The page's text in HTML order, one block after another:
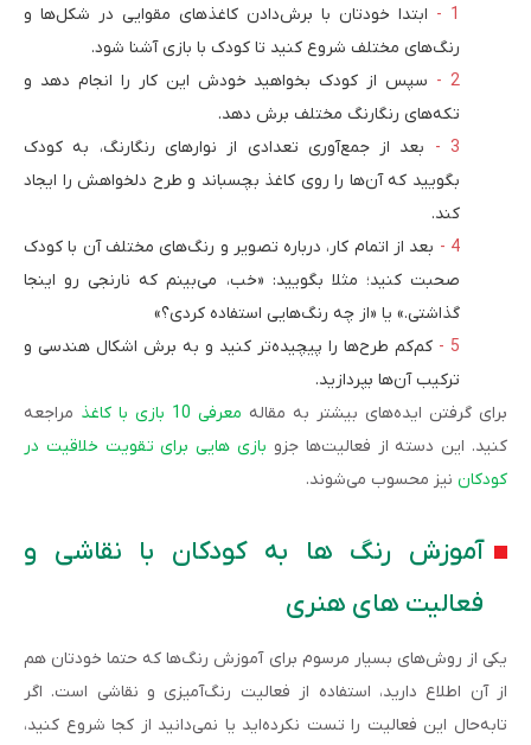
ابتدا خودتان با برش‌دادن کاغذ‌های مقوایی در شکل‌ها و
رنگ‌های مختلف شروع کنید تا کودک با بازی آشنا شود.
سپس از کودک بخواهید خودش این کار را انجام دهد و
تکه‌های رنگارنگ مختلف برش دهد.
بعد از جمع‌آوری تعدادی از نوارهای رنگارنگ، به کودک
بگویید که آن‌ها را روی کاغذ بچسباند و طرح دلخواهش را ایجاد
کند.
بعد از اتمام کار، درباره تصویر و رنگ‌های مختلف آن با کودک
صحبت کنید؛ مثلا بگویید: «خب، می‌بینم که نارنجی رو اینجا
گذاشتی.» یا «از چه رنگ‌هایی استفاده کردی؟»
کم‌کم طرح‌ها را پیچیده‌تر کنید و به برش اشکال‌ هندسی و
ترکیب آن‌ها بپردازید.
برای گرفتن ایده‌های بیشتر به مقاله معرفی 10 بازی با کاغذ
مراجعه
کنید. این دسته از فعالیت‌ها جزو بازی هایی برای تقویت خلاقیت در
کودکان نیز محسوب می‌شوند.
آموزش رنگ‌ ها به کودکان با نقاشی و
فعالیت های هنری
یکی از روش‌های بسیار مرسوم برای آموزش رنگ‌ها که حتما خودتان هم
از آن اطلاع دارید، استفاده از فعالیت رنگ‌آمیزی و نقاشی است. اگر
تابه‌حال این فعالیت را تست نکرده‌اید یا نمی‌دانید از کجا شروع کنید،